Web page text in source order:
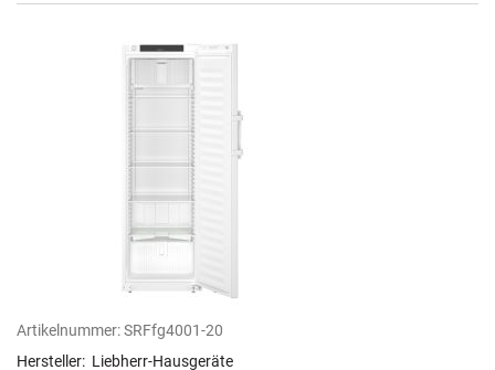
Artikelnummer:SRFfg4001-20
Hersteller: Liebherr-Hausgeräte